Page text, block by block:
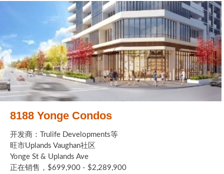
8188 Yonge Condos
开发商：Trulife Developments等
旺市Uplands Vaughan社区
Yonge St & Uplands Ave
正在销售，$699,900 - $2,289,900